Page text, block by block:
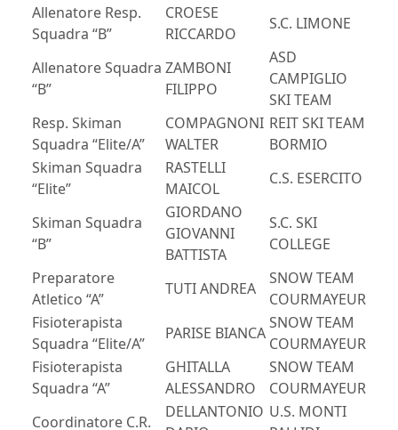
Allenatore Resp.
Squadra “B”
CROESE
RICCARDO
S.C. LIMONE
Allenatore Squadra
“B”
ZAMBONI
FILIPPO
ASD
CAMPIGLIO
SKI TEAM
Resp. Skiman
Squadra “Elite/A”
COMPAGNONI
WALTER
REIT SKI TEAM
BORMIO
Skiman Squadra
“Elite”
RASTELLI
MAICOL
C.S. ESERCITO
Skiman Squadra
“B”
GIORDANO
GIOVANNI
BATTISTA
S.C. SKI
COLLEGE
Preparatore
Atletico “A”
TUTI ANDREA
SNOW TEAM
COURMAYEUR
Fisioterapista
Squadra “Elite/A”
PARISE BIANCA
SNOW TEAM
COURMAYEUR
Fisioterapista
Squadra “A”
GHITALLA
ALESSANDRO
SNOW TEAM
COURMAYEUR
Coordinatore C.R.
DELLANTONIO U.S. MONTI